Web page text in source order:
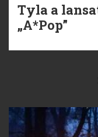
Tyla a
„A*Pop”